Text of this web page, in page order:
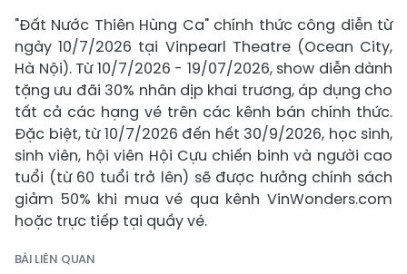
"Đất Nước Thiên Hùng Ca" chính thức công diễn từ
ngày 10/7/2026 tại Vinpearl Theatre (Ocean City,
Hà Nội). Từ 10/7/2026 - 19/07/2026, show diễn dành
tặng ưu đãi 30% nhân dịp khai trương, áp dụng cho
tất cả các hạng vé trên các kênh bán chính thức.
Đặc biệt, từ 10/7/2026 đến hết 30/9/2026, học sinh,
sinh viên, hội viên Hội Cựu chiến binh và người cao
tuổi (từ 60 tuổi trở lên) sẽ được hưởng chính sách
giảm 50% khi mua vé qua kênh VinWonders.com
hoặc trực tiếp tại quầy vé.
BÀI LIÊN QUAN